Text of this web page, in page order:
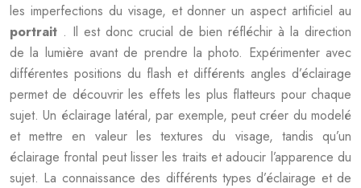
les imperfections du visage, et donner un aspect artificiel au
portrait . Il est donc crucial de bien réfléchir à la direction
de la lumière avant de prendre la photo. Expérimenter avec
différentes positions du flash et différents angles d’éclairage
permet de découvrir les effets les plus flatteurs pour chaque
sujet. Un éclairage latéral, par exemple, peut créer du modelé
et mettre en valeur les textures du visage, tandis qu’un
éclairage frontal peut lisser les traits et adoucir l’apparence du
sujet. La connaissance des différents types d’éclairage et de